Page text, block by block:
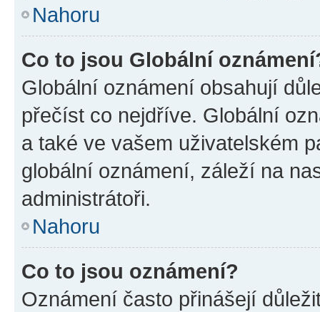
Nahoru
Co to jsou Globální
Globální oznámení obsahují
přečíst co nejdříve. Globální
a také ve vašem uživatelském
globální oznámení, záleží na
administrátoři.
Nahoru
Co to jsou oznámení?
Oznámení často přinášejí